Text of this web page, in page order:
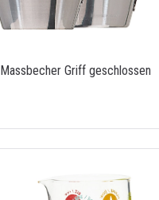
Massbecher Griff geschlossen